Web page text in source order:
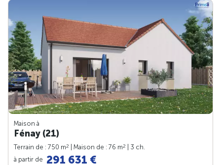
Maison à
Fénay (21)
Terrain de : 750 m2 | Maison de : 76 m2
| 3 ch.
à partir de 291 631 €